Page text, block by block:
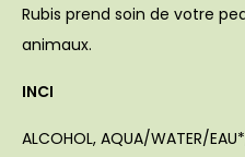
Rubis prend soin de votre
animaux.
INCI
ALCOHOL, AQUA/WATER/